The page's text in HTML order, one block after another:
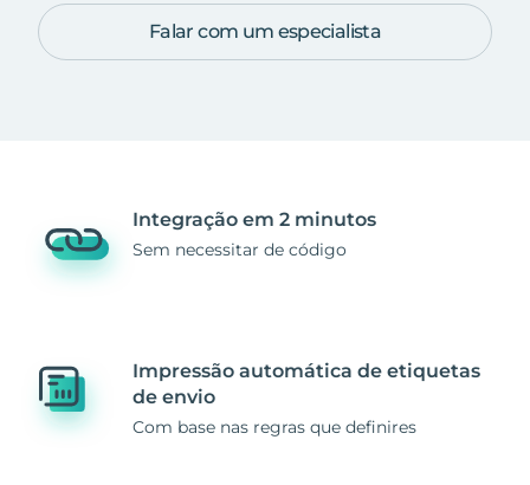
Falar com um especialista
Integração em 2 minutos
Sem necessitar de código
Impressão automática de etiquetas
de envio
Com base nas regras que definires